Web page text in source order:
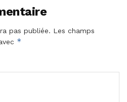
pas publiée. Les champs
*